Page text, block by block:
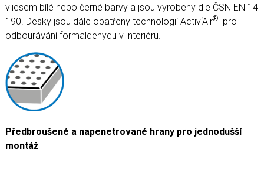
vliesem bílé nebo černé barvy a jsou vyrobeny dle ČSN EN 14
190. Desky jsou dále opatřeny technologií Activ‘Air®
pro
odbourávání formaldehydu v interiéru.
Předbroušené a napenetrované hrany pro jednodušší
montáž